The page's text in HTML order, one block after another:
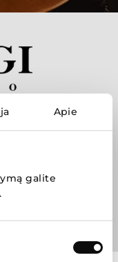
Apie
galite
.
Milano“